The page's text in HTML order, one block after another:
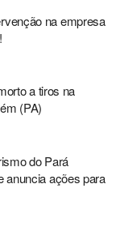
na empresa
a tiros na
(PA)
do Pará
anuncia ações para